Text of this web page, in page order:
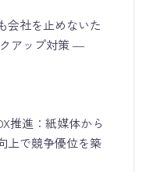
会社を止めないた
アップ対策 ―
推進：紙媒体から
上で競争優位を築